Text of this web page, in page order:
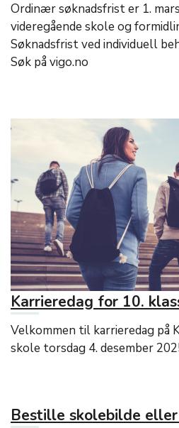
Ordinær søknadsfrist er 1.
videregående skole og
Søknadsfrist ved individuell
Søk på vigo.no
Karrieredag for 10.
Velkommen til karrieredag på
skole torsdag 4. desember
Bestille skolebilde eller